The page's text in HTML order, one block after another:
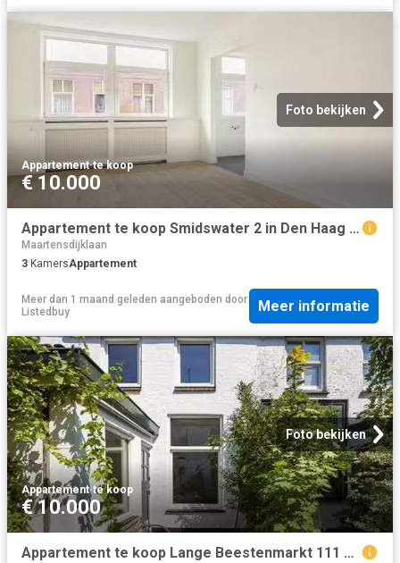
Foto bekijken
Appartement·te koop
€ 10.000
Appartement te koop Smidswater 2 in Den Haag voor € 375.000
Maartensdijklaan
3 KamersAppartement
Meer dan 1 maand geleden aangeboden door
Listedbuy
Meer informatie
Foto bekijken
Appartement·te koop
€ 10.000
Appartement te koop Lange Beestenmarkt 111 B in Den Haag voor.